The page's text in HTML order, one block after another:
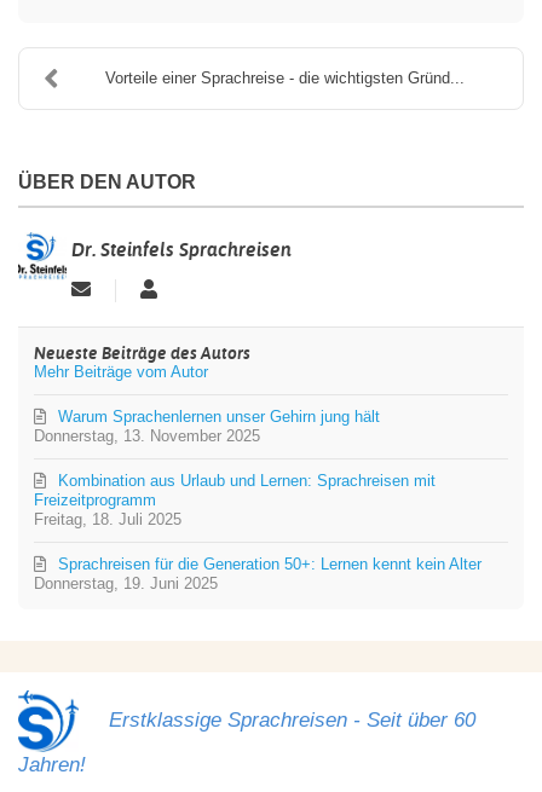
Vorteile einer Sprachreise - die wichtigsten Gründ...
ÜBER DEN AUTOR
Dr. Steinfels Sprachreisen
Updates
Sprachreisen
Neueste Beiträge des Autors
Mehr Beiträge vom Autor
Donnerstag, 13. November 2025
Warum Sprachenlernen unser Gehirn jung hält ️
Freitag, 18. Juli 2025
Kombination aus Urlaub und Lernen: Sprachreisen mit
Freizeitprogramm
Donnerstag, 19. Juni 2025
Sprachreisen für die Generation 50+: Lernen kennt kein Alter
Erstklassige Sprachreisen - Seit über 60
Jahren!